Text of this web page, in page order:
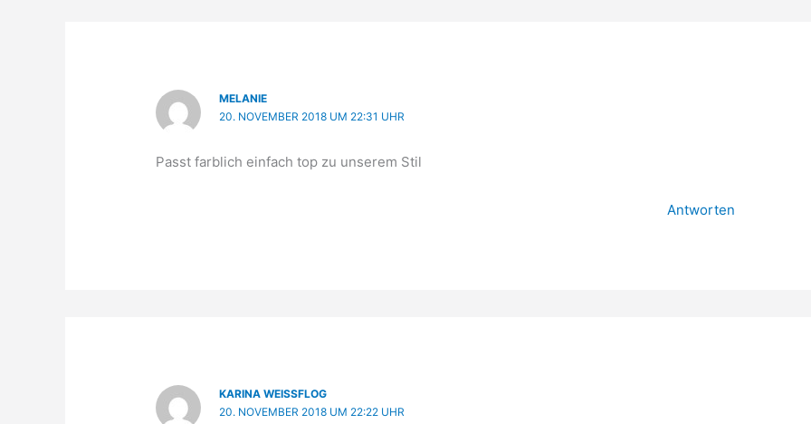
MELANIE
20. NOVEMBER 2018 UM 22:31 UHR
Passt farblich einfach top zu unserem Stil
Antworten
KARINA WEISSFLOG
20. NOVEMBER 2018 UM 22:22 UHR